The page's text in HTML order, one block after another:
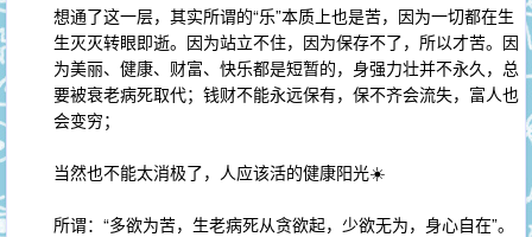
想通了这一层，其实所谓的“乐”本质上也是苦，因为一切都在生
生灭灭转眼即逝。因为站立不住，因为保存不了，所以才苦。因
为美丽、健康、财富、快乐都是短暂的，身强力壮并不永久，总
要被衰老病死取代；钱财不能永远保有，保不齐会流失，富人也
会变穷；
当然也不能太消极了，人应该活的健康阳光☀️
所谓：“多欲为苦，生老病死从贪欲起，少欲无为，身心自在”。